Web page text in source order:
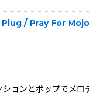
Plug / Pray For
ションとポップでメ